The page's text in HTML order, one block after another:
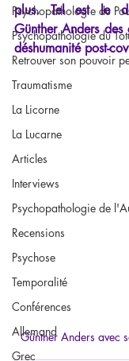
Psychopathologie du
Psychopathologie du
Retrouver son pouvoir
Traumatisme
La Licorne
La Lucarne
Articles
Interviews
Psychopathologie de
Recensions
Psychose
Temporalité
Conférences
Allemand
Grec
plus. Tel est le
Günther Anders
déshumanité post-
Günther Anders avec